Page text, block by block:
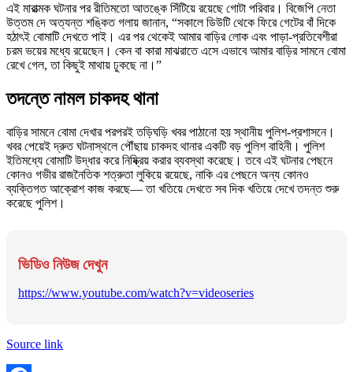
এই মারাত্মক ঘটনার পর রীতিমতো আতঙ্কে সিঁটিয়ে রয়েছে গোটা পরিবার। বিজেপি নেতা
উত্তম দে অত্যন্ত শঙ্কিত গলায় জানান, “সকালে ডিউটি থেকে ফিরে গেটের বাঁ দিকে
হঠাৎই বোমাটি দেখতে পাই। এর পর থেকেই আমার বাড়ির লোক এবং পাড়া-প্রতিবেশীরা
চরম ভয়ের মধ্যে রয়েছেন। কেন বা কারা মাঝরাতে এসে এভাবে আমার বাড়ির সামনে বোমা
রেখে গেল, তা কিছুই মাথায় ঢুকছে না।”
তদন্তে নামল চাকদহ থানা
বাড়ির সামনে বোমা দেখার পরপরই তড়িঘড়ি খবর পাঠানো হয় স্থানীয় পুলিশ-প্রশাসনে।
খবর পেয়েই দ্রুত ঘটনাস্থলে পৌঁছায় চাকদহ থানার একটি বড় পুলিশ বাহিনী। পুলিশ
ইতিমধ্যে বোমাটি উদ্ধার করে নিষ্ক্রিয় করার ব্যবস্থা করেছে। তবে এই ঘটনার পেছনে
কোনও গভীর রাজনৈতিক শত্রুতা লুকিয়ে রয়েছে, নাকি এর পেছনে অন্য কোনও
ব্যক্তিগত আক্রোশ কাজ করছে— তা খতিয়ে দেখতে সব দিক খতিয়ে দেখে তদন্ত শুরু
করেছে পুলিশ।
ভিডিও নিউজ দেখুন
https://www.youtube.com/watch?v=videoseries
Source link